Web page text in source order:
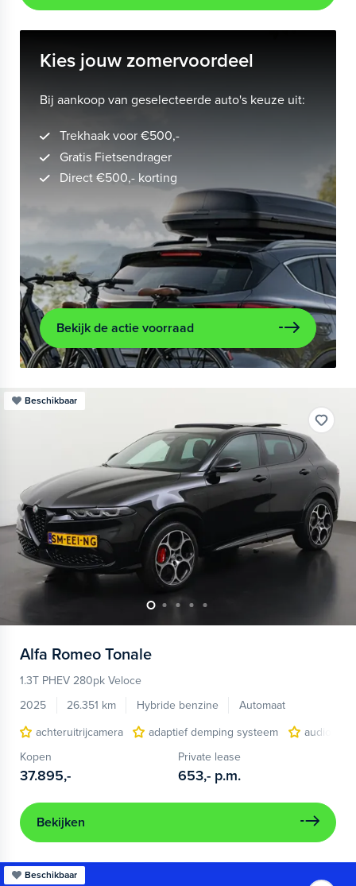
Kies jouw zomervoordeel
Bij aankoop van geselecteerde auto's keuze uit:
Trekhaak voor €500,-
Gratis Fietsendrager
Direct €500,- korting
Bekijk de actie voorraad
Beschikbaar
Alfa Romeo Tonale
1.3T PHEV 280pk Veloce
2025
26.351 km Hybride benzine
Automaat
achteruitrijcamera
adaptief demping systeem
audio
Kopen
37.895,-
Private lease
653,- p.m.
Bekijken
Beschikbaar